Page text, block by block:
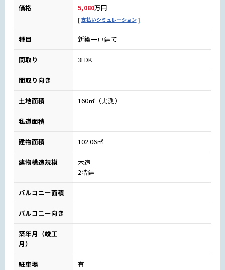
価格 5,080万円
支払いシミュレーション
種目 新築一戸建て
間取り 3LDK
間取り向き
土地面積 160㎡（実測）
私道面積
建物面積 102.06㎡
建物構造規模
木造
2階建
バルコニー面積
バルコニー向き
築年月（竣工
月）
駐車場 有